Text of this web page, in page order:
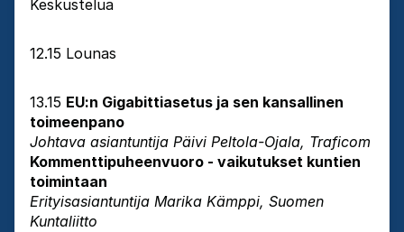
Keskustelua
12.15 Lounas
13.15 EU:n Gigabittiasetus ja sen kansallinen
toimeenpano
Johtava asiantuntija Päivi Peltola-Ojala, Traficom
Kommenttipuheenvuoro - vaikutukset kuntien
toimintaan
Erityisasiantuntija Marika Kämppi, Suomen
Kuntaliitto